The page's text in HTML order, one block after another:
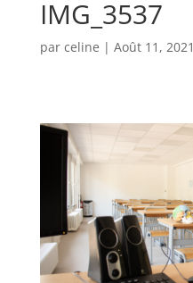
IMG_3537
par celine | Août 11, 2021